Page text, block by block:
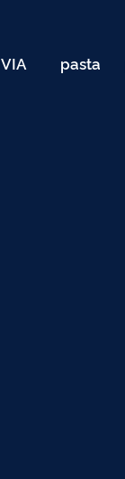
VIA pasta
de